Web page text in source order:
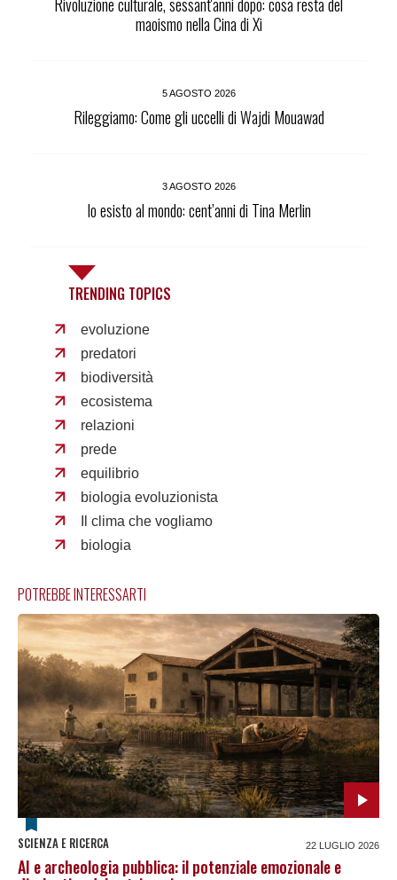
maoismo nella Cina di Xi
5 AGOSTO 2026
Rileggiamo: Come gli uccelli di Wajdi Mouawad
3 AGOSTO 2026
Io esisto al mondo: cent’anni di Tina Merlin
TRENDING TOPICS
evoluzione
predatori
biodiversità
ecosistema
relazioni
prede
equilibrio
biologia evoluzionista
Il clima che vogliamo
biologia
POTREBBE INTERESSARTI
SCIENZA E RICERCA 22 LUGLIO 2026
AI e archeologia pubblica: il potenziale emozionale e